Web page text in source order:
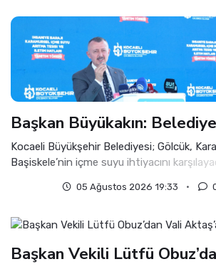
Kocaeli Büyükşehir Belediyesi; Gölcük,
Başiskele’nin içme suyu ihtiyacını
05 Ağustos 2026 19:33